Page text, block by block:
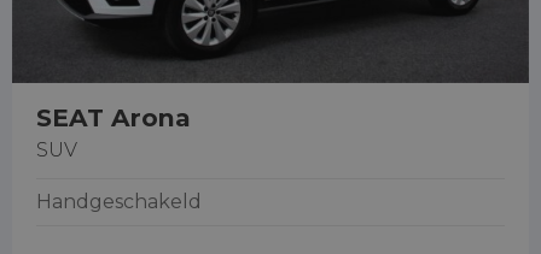
SEAT Arona
SUV
Handgeschakeld